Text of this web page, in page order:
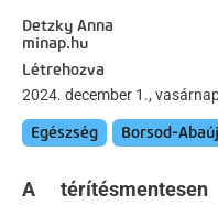
Detzky Anna
minap.hu
Létrehozva
2024. december 1.,
Egészség Borsod-
A